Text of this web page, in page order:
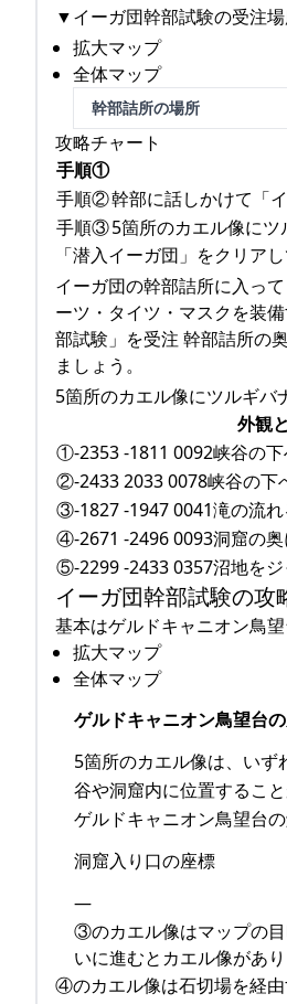
▼イーガ団幹部試験の受注
拡大マップ
全体マップ
幹部詰所の場所
攻略チャート
手順①
手順②幹部に話しかけて「
手順③5箇所のカエル像に
「潜入イーガ団」をクリア
イーガ団の幹部詰所に入っ
ーツ・タイツ・マスクを装
部試験」を受注 幹部詰所の
ましょう。
5箇所のカエル像にツルギバ
外観
①-2353 -1811 0092峡谷の
②-2433 2033 0078峡谷の下
③-1827 -1947 0041滝の流
④-2671 -2496 0093洞窟の
⑤-2299 -2433 0357沼地を
イーガ団幹部試験の攻
基本はゲルドキャニオン鳥
拡大マップ
全体マップ
ゲルドキャニオン鳥望台
5箇所のカエル像は、いず
谷や洞窟内に位置するこ
ゲルドキャニオン鳥望台
洞窟入り口の座標
—
③のカエル像はマップの
いに進むとカエル像があり
④のカエル像は石切場を経由